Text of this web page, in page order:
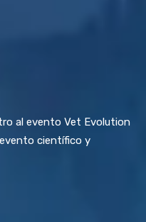
al evento Vet Evolution
científico y